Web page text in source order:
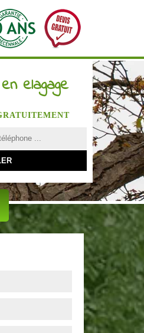
elagage